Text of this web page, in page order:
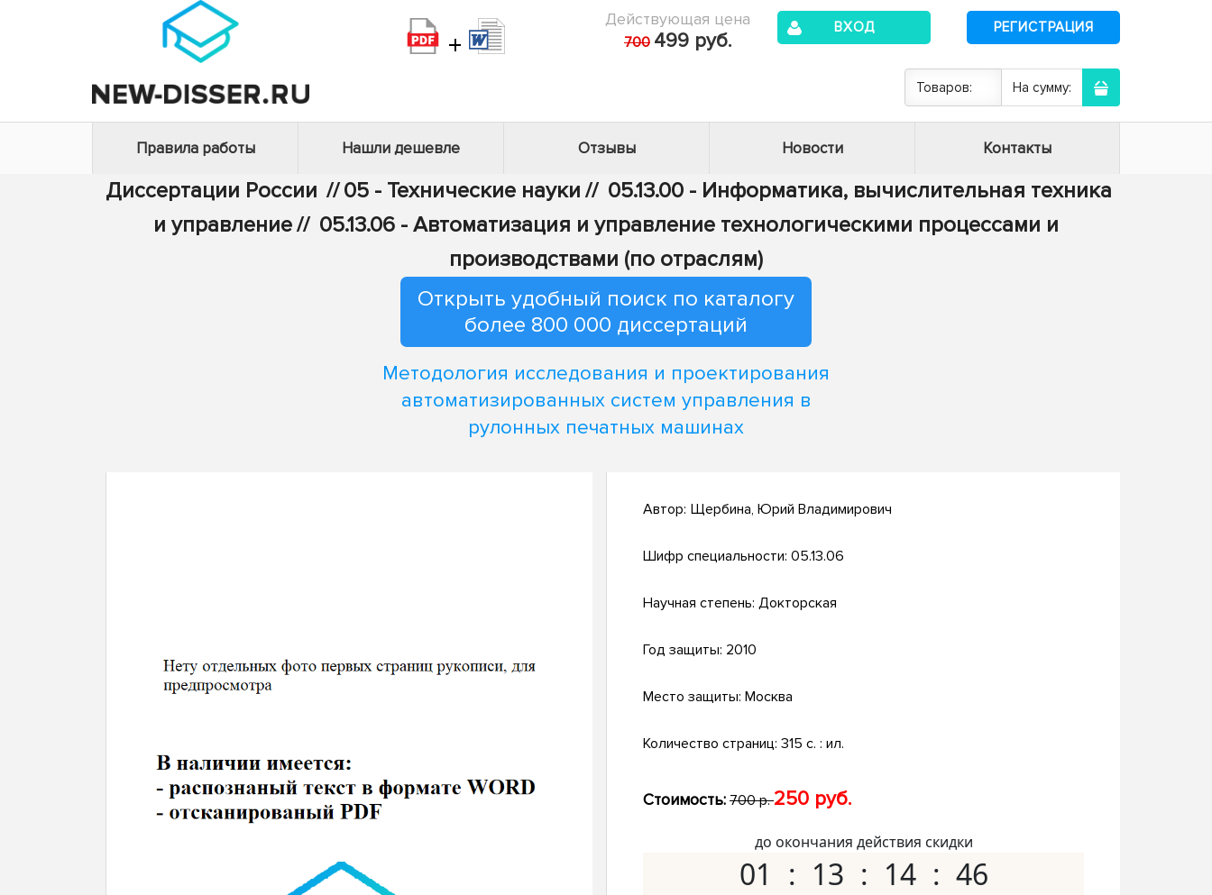
+
Действующая цена
700 499 руб.
ВХОД РЕГИСТРАЦИЯ
Товаров: На сумму:
Правила работы Нашли дешевле Отзывы Новости Контакты
Диссертации России // 05 - Технические науки // 05.13.00 - Информатика, вычислительная техника
и управление// 05.13.06 - Автоматизация и управление технологическими процессами и
производствами (по отраслям)
Открыть удобный поиск по каталогу
более 800 000 диссертаций
Методология исследования и проектирования
автоматизированных систем управления в
рулонных печатных машинах
Автор: Щербина, Юрий Владимирович
Шифр специальности: 05.13.06
Научная степень: Докторская
Год защиты: 2010
Место защиты: Москва
Количество страниц: 315 с. : ил.
Стоимость: 700 р.250 руб.
до окончания действия скидки
01 13 14 45